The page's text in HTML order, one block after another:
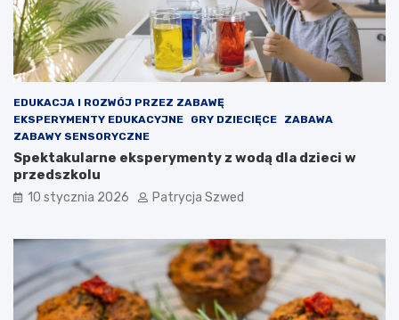
n
a
d
l
a
d
z
i
e
i
–
a
z
i
j
e
s
t
t
o
,
b
y
z
i
c
u
c
EDUKACJA I ROZWÓJ PRZEZ ZABAWĘ
EKSPERYMENTY EDUKACYJNE
GRY DZIECIĘCE
ZABAWA
ZABAWY SENSORYCZNE
Spektakularne eksperymenty z wodą dla dzieci w
przedszkolu
10 stycznia 2026 Patrycja Szwed